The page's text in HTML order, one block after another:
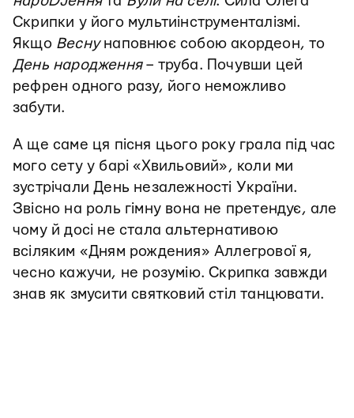
Скрипки у його мультиінструменталізмі.
Якщо Веснунаповнює собою акордеон, то
День народження– труба. Почувши цей
рефрен одного разу, його неможливо
забути.
А ще саме ця пісня цього року грала під час
мого сету у барі «Хвильовий», коли ми
зустрічали День незалежності України.
Звісно на роль гімну вона не претендує, але
чому й досі не стала альтернативою
всіляким «Дням рождения» Аллегрової я,
чесно кажучи, не розумію. Скрипка завжди
знав як змусити святковий стіл танцювати.